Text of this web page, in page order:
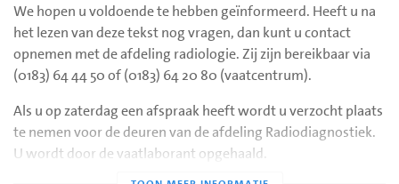
We hopen u voldoende te hebben geïnformeerd. Heeft u na
het lezen van deze tekst nog vragen, dan kunt u contact
opnemen met de afdeling radiologie. Zij zijn bereikbaar via
(0183) 64 44 50 of (0183) 64 20 80 (vaatcentrum).
Als u op zaterdag een afspraak heeft wordt u verzocht plaats
te nemen voor de deuren van de afdeling Radiodiagnostiek.
U wordt door de vaatlaborant opgehaald.